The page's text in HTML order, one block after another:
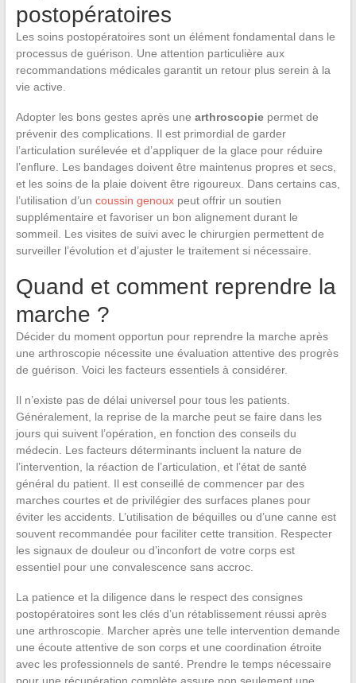
postopératoires
Les soins postopératoires sont un élément fondamental dans le
processus de guérison. Une attention particulière aux
recommandations médicales garantit un retour plus serein à la
vie active.
Adopter les bons gestes après une arthroscopiepermet de
prévenir des complications. Il est primordial de garder
l’articulation surélevée et d’appliquer de la glace pour réduire
l’enflure. Les bandages doivent être maintenus propres et secs,
et les soins de la plaie doivent être rigoureux. Dans certains cas,
l’utilisation d’un coussin genouxpeut offrir un soutien
supplémentaire et favoriser un bon alignement durant le
sommeil. Les visites de suivi avec le chirurgien permettent de
surveiller l’évolution et d’ajuster le traitement si nécessaire.
Quand et comment reprendre la
marche ?
Décider du moment opportun pour reprendre la marche après
une arthroscopie nécessite une évaluation attentive des progrès
de guérison. Voici les facteurs essentiels à considérer.
Il n’existe pas de délai universel pour tous les patients.
Généralement, la reprise de la marche peut se faire dans les
jours qui suivent l’opération, en fonction des conseils du
médecin. Les facteurs déterminants incluent la nature de
l’intervention, la réaction de l’articulation, et l’état de santé
général du patient. Il est conseillé de commencer par des
marches courtes et de privilégier des surfaces planes pour
éviter les accidents. L’utilisation de béquilles ou d’une canne est
souvent recommandée pour faciliter cette transition. Respecter
les signaux de douleur ou d’inconfort de votre corps est
essentiel pour une convalescence sans accroc.
La patience et la diligence dans le respect des consignes
postopératoires sont les clés d’un rétablissement réussi après
une arthroscopie. Marcher après une telle intervention demande
une écoute attentive de son corps et une coordination étroite
avec les professionnels de santé. Prendre le temps nécessaire